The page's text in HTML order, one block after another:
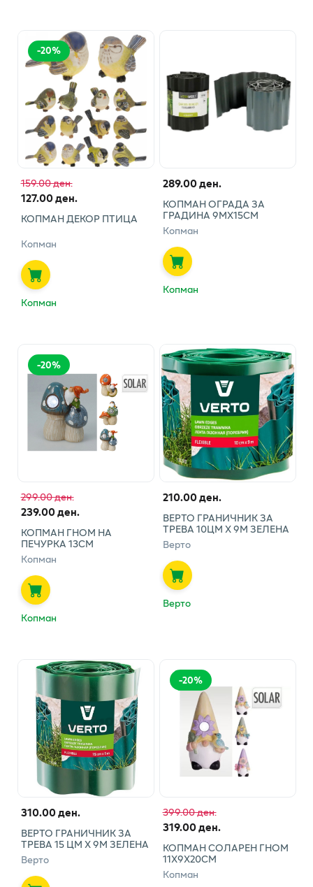
-20%
159.00 ден.
127.00 ден.
КОПМАН ДЕКОР ПТИЦА
Копман
Копман
289.00 ден.
КОПМАН ОГРАДА ЗА
ГРАДИНА 9МХ15СМ
Копман
Копман
-20%
299.00 ден.
239.00 ден.
КОПМАН ГНОМ НА
ПЕЧУРКА 13СМ
Копман
Копман
210.00 ден.
ВЕРТО ГРАНИЧНИК ЗА
ТРЕВА 10ЦМ Х 9М ЗЕЛЕНА
Верто
Верто
310.00 ден.
ВЕРТО ГРАНИЧНИК ЗА
ТРЕВА 15 ЦМ Х 9М ЗЕЛЕНА
Верто
-20%
399.00 ден.
319.00 ден.
КОПМАН СОЛАРЕН ГНОМ
11Х9Х20СМ
Копман